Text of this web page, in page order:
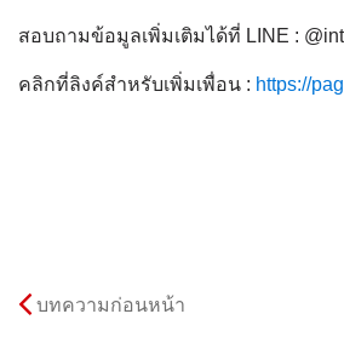
สอบถามข้อมูลเพิ่มเติมได้ที่ LINE :
คลิกที่ลิงค์สำหรับเพิ่มเพื่อน : https://
บทความก่อนหน้า